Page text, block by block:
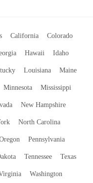
California Colorado
Hawaii Idaho
Louisiana Maine
Minnesota Mississippi
New Hampshire
North Carolina
Pennsylvania
Tennessee Texas
Washington